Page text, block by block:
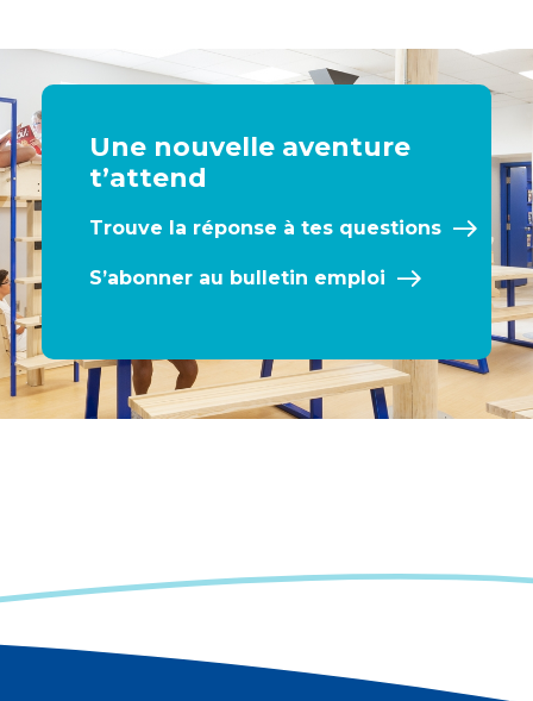
Une nouvelle aventure
t’attend
Trouve la réponse à tes questions
S’abonner au bulletin emploi